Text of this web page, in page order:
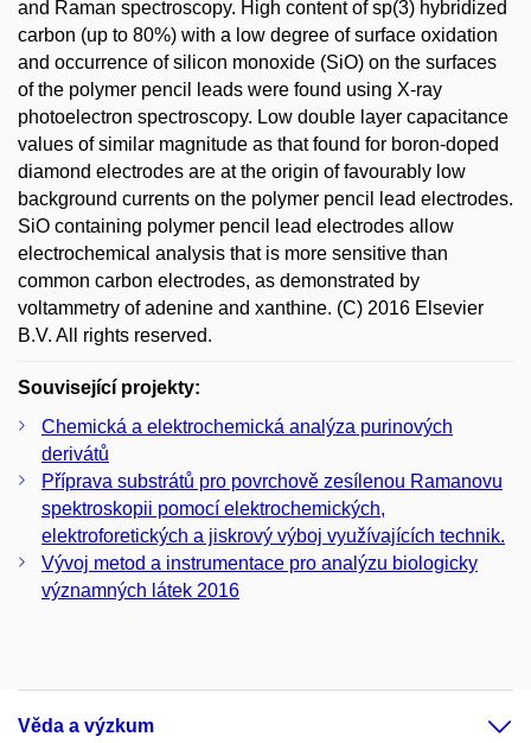
and Raman spectroscopy. High content of sp(3) hybridized
carbon (up to 80%) with a low degree of surface oxidation
and occurrence of silicon monoxide (SiO) on the surfaces
of the polymer pencil leads were found using X-ray
photoelectron spectroscopy. Low double layer capacitance
values of similar magnitude as that found for boron-doped
diamond electrodes are at the origin of favourably low
background currents on the polymer pencil lead electrodes.
SiO containing polymer pencil lead electrodes allow
electrochemical analysis that is more sensitive than
common carbon electrodes, as demonstrated by
voltammetry of adenine and xanthine. (C) 2016 Elsevier
B.V. All rights reserved.
Související projekty:
Chemická a elektrochemická analýza purinových
derivátů
Příprava substrátů pro povrchově zesílenou Ramanovu
spektroskopii pomocí elektrochemických,
elektroforetických a jiskrový výboj využívajících technik.
Vývoj metod a instrumentace pro analýzu biologicky
významných látek 2016
Věda a výzkum